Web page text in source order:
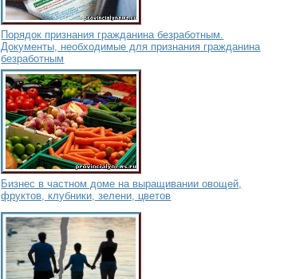
Порядок признания гражданина безработным.
Документы, необходимые для признания гражданина
безработным
Бизнес в частном доме на выращивании овощей,
фруктов, клубники, зелени, цветов